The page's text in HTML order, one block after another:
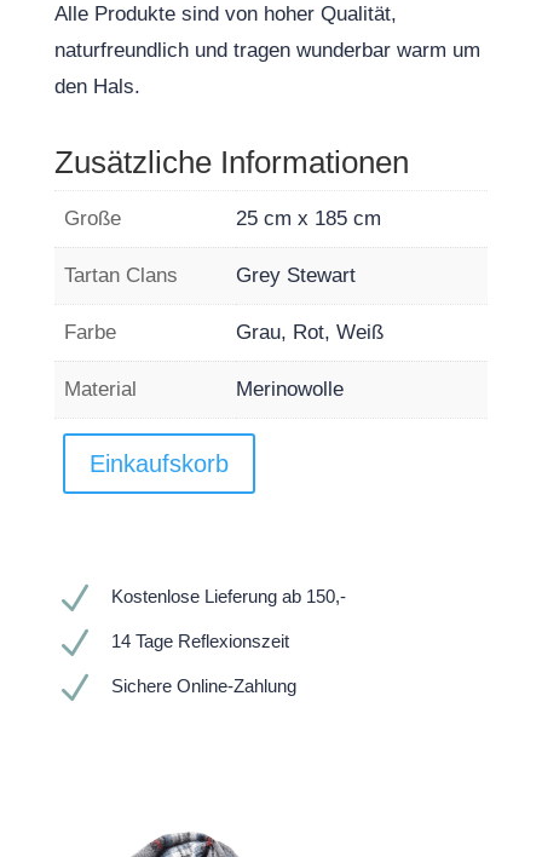
Alle Produkte sind von hoher Qualität,
naturfreundlich und tragen wunderbar warm um
den Hals.
Zusätzliche Informationen
Große 25 cm x 185 cm
Tartan Clans Grey Stewart
Farbe Grau, Rot, Weiß
Material Merinowolle
Einkaufskorb
N Kostenlose Lieferung ab 150,-
N 14 Tage Reflexionszeit
N Sichere Online-Zahlung